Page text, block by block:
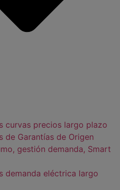
curvas precios largo plazo
de Garantías de Origen
gestión demanda, Smart
demanda eléctrica largo